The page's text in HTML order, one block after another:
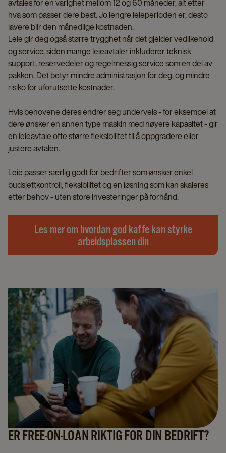
avtales for en varighet mellom 12 og 60 måneder, alt etter
hva som passer dere best. Jo lengre leieperioden er, desto
lavere blir den månedlige kostnaden.
Leie gir deg også større trygghet når det gjelder vedlikehold
og service, siden mange leieavtaler inkluderer teknisk
support, reservedeler og regelmessig service som en del av
pakken. Det betyr mindre administrasjon for deg, og mindre
risiko for uforutsette kostnader.
Hvis behovene deres endrer seg underveis - for eksempel at
dere ønsker en annen type maskin med høyere kapasitet - gir
en leieavtale ofte større fleksibilitet til å oppgradere eller
justere avtalen.
Leie passer særlig godt for bedrifter som ønsker enkel
budsjettkontroll, fleksibilitet og en løsning som kan skaleres
etter behov - uten store investeringer på forhånd.
Les mer om hvordan god kaffe kan styrke
arbeidsplassen din
ER FREE-ON-LOAN RIKTIG FOR DIN BEDRIFT?